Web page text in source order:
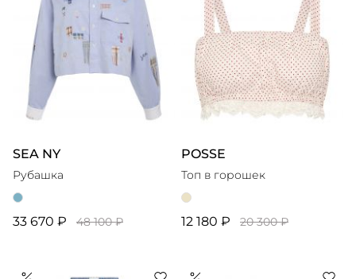
SEA NY
Рубашка
33 670 ₽ 48 100 ₽
POSSE
Топ в горошек
12 180 ₽ 20 300 ₽